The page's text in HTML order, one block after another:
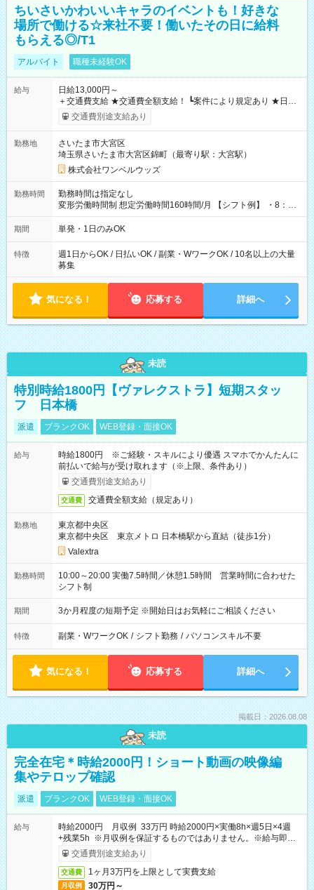
ちいさいかわいいキャラのイベントも！好きな
場所で働ける☆来社不要！働いたその日に給料
もらえる◎/T1
アルバイト 職種未経験OK
給与
日給13,000円～
＋交通費支給 ★交通費全額支給！ ┗案件により規定あり ★日払
いOK！（規定あり） ┗働いたその日に現金GET♪ お仕事後はコ
ンビニATMから 日払い分を引き落とせます！ 【試用期間】試
交通費別途支給あり
勤務地
さいたま市大宮区
埼玉県さいたま市大宮区錦町（最寄り駅：大宮駅）
株式会社ワンベルウッズ
勤務時間
勤務時間は指定なし
変形労働時間制 想定労働時間160時間/月 【シフト例】 ・8：00
～21：00
期間 単発・1日のみOK
特徴
週1日からOK / 日払いOK / 副業・WワークOK / 10名以上の大量
募集
気になる！ 応募する 詳細へ
未読
特別時給1800円【ヴァレクストラ】短期スタッ
フ 日本橋
派遣 ブランクOK WEB登録・面接OK
給与
時給1800円 ※ご経験・スキルにより優遇 スマホでかんたんに
前払いで給与が受け取れます（※上限、条件あり）
交通費別途支給あり
交通費 交通費全額支給（規定あり）
勤務地
東京都中央区
東京都中央区 東京メトロ 日本橋駅から直結（徒歩1分）
Valextra
勤務時間
10:00～20:00 実働7.5時間／休憩1.5時間 営業時間に合わせた
シフト制
期間 3か月程度の短期予定 ※開始日はお気軽にご相談ください
特徴 副業・WワークOK / シフト勤務 / パソコンスキル不要
気になる！ 応募する 詳細へ
掲載日：2026.08.08
未読
完全在宅＊時給2000円！ショート動画の映像編
集やテロップ確認
派遣 ブランクOK WEB登録・面接OK
給与
時給2000円 月収例 33万円 時給2000円×実働8h×週5日×4週
+残業5h ※月収例を保証するものではありません。※給与即受
取りサービス利用可（利用条件有）
交通費別途支給あり
交通費 1ヶ月3万円を上限として実費支給
月収例 30万円～